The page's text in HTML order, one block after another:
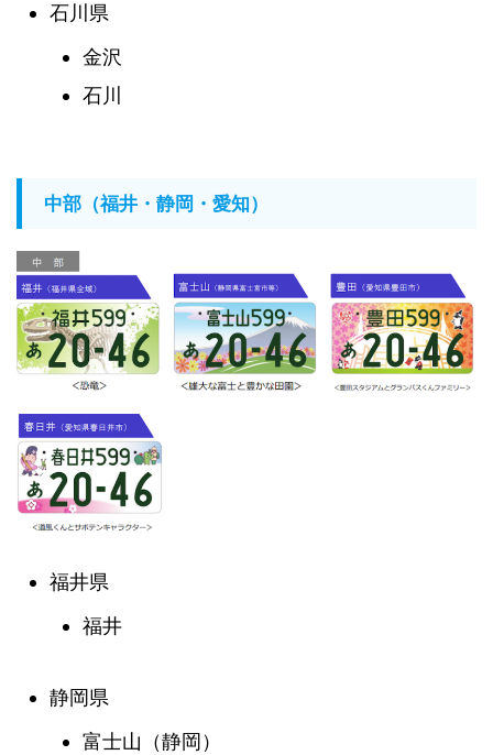
石川県
金沢
石川
中部（福井・静岡・愛知）
福井県
福井
静岡県
富士山（静岡）